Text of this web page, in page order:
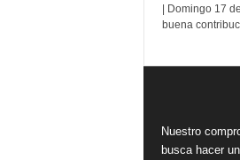
| Domingo 17
buena
Nuestro
busca hacer